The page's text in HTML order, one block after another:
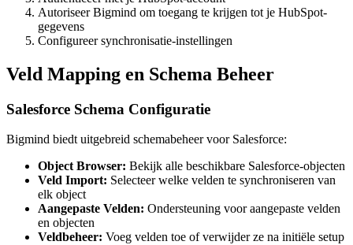
Autoriseer Bigmind om toegang te krijgen tot je HubSpot-
gegevens
Configureer synchronisatie-instellingen
Veld Mapping en Schema Beheer
Salesforce Schema Configuratie
Bigmind biedt uitgebreid schemabeheer voor Salesforce:
Object Browser: Bekijk alle beschikbare Salesforce-objecten
Veld Import: Selecteer welke velden te synchroniseren van
elk object
Aangepaste Velden: Ondersteuning voor aangepaste velden
en objecten
Veldbeheer: Voeg velden toe of verwijder ze na initiële setup